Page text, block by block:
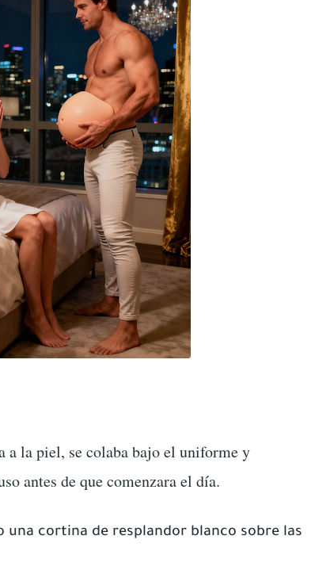
a la piel, se colaba bajo el uniforme y
antes de que comenzara el día.
cortina de resplandor blanco sobre las